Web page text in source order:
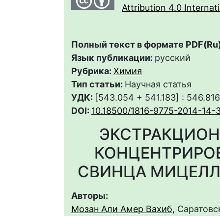
Attribution 4.0
Полный текст в формате
Язык публикации: русский
Рубрика: Химия
Тип статьи: Научная статья
УДК: [543.054 + 541.183] : 546.816
DOI: 10.18500/1816-9775-2014-14-
СВИНЦА
Авторы:
Мозан Али Амер Вахиб,